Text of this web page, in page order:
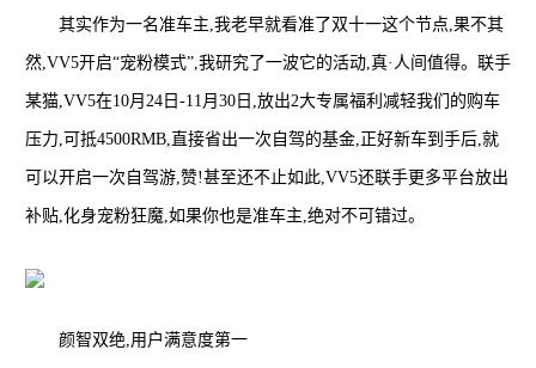
其实作为一名准车主,我老早就看准了双十一这个节点,果不其
然,VV5开启“宠粉模式”,我研究了一波它的活动,真·人间值得。联手
某猫,VV5在10月24日-11月30日,放出2大专属福利减轻我们的购车
压力,可抵4500RMB,直接省出一次自驾的基金,正好新车到手后,就
可以开启一次自驾游,赞!甚至还不止如此,VV5还联手更多平台放出
补贴,化身宠粉狂魔,如果你也是准车主,绝对不可错过。
颜智双绝,用户满意度第一